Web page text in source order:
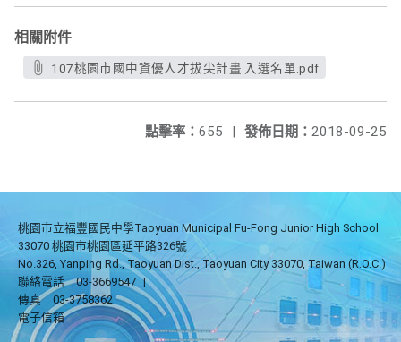
相關附件
107桃園市國中資優人才拔尖計畫 入選名單.pdf
發佈日期： 2018-09-25
點擊率： 655 |
桃園市立福豐國民中學Taoyuan Municipal Fu-Fong Junior High School
33070 桃園市桃園區延平路326號
No.326, Yanping Rd., Taoyuan Dist., Taoyuan City 33070, Taiwan (R.O.C.)
聯絡電話
03-3669547 |
傳真
03-3758362
電子信箱